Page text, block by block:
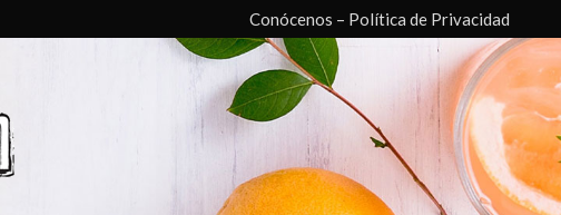
Conócenos – Política de Privacidad